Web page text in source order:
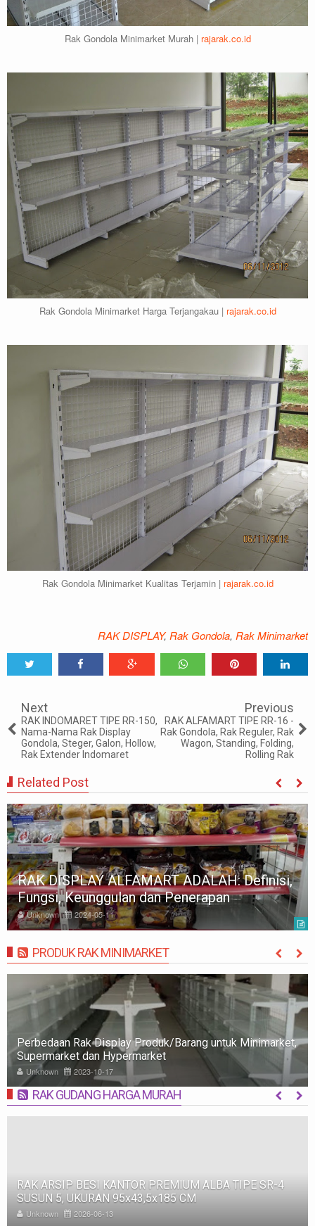
Rak Gondola Minimarket Murah | rajarak.co.id
Rak Gondola Minimarket Harga Terjangakau | rajarak.co.id
Rak Gondola Minimarket Kualitas Terjamin | rajarak.co.id
RAK DISPLAY, Rak Gondola, Rak Minimarket
Next
RAK INDOMARET TIPE RR-150,
Nama-Nama Rak Display
Gondola, Steger, Galon, Hollow,
Rak Extender Indomaret
Previous
RAK ALFAMART TIPE RR-16 -
Rak Gondola, Rak Reguler, Rak
Wagon, Standing, Folding,
Rolling Rak
Related Post
Rak display adalah diagram yang
menampilkan cara mendisplay produk
Unknown 2023-09-22
PRODUK RAK MINIMARKET MORE
Rak Minimarket: Pengertian, Jenis, Fungsi, dan Tips
Memilih
Unknown 2023-10-09
RAK GUDANG HARGA MURAH MORE
RAK BESI SUSUN GUDANG PABRIK MEDIUM DUTY ZA-
500, WARNA FULL BIRU, UKURAN 150x100x200 CM
Unknown 2025-11-12